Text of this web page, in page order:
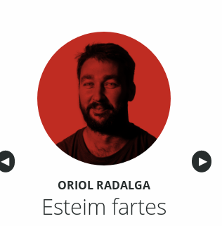
Anterior
◀︎ ▶︎
ORIOL RADALGA
Esteim fartes